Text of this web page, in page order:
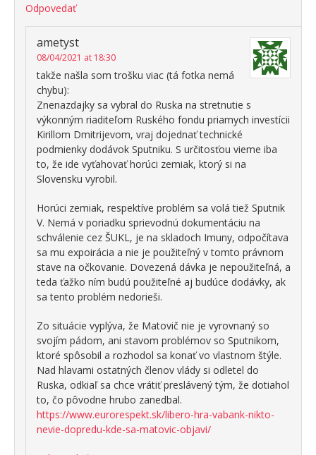
Odpovedať
ametyst
08/04/2021 at 18:30
takže našla som trošku viac (tá fotka nemá
chybu):
Znenazdajky sa vybral do Ruska na stretnutie s
výkonným riaditeľom Ruského fondu priamych investícii
Kirillom Dmitrijevom, vraj dojednať technické
podmienky dodávok Sputniku. S určitosťou vieme iba
to, že ide vyťahovať horúci zemiak, ktorý si na
Slovensku vyrobil.
Horúci zemiak, respektíve problém sa volá tiež Sputnik
V. Nemá v poriadku sprievodnú dokumentáciu na
schválenie cez ŠUKL, je na skladoch Imuny, odpočítava
sa mu expoirácia a nie je použiteľný v tomto právnom
stave na očkovanie. Dovezená dávka je nepoužiteľná, a
teda ťažko ním budú použiteľné aj budúce dodávky, ak
sa tento problém nedorieši.
Zo situácie vyplýva, že Matovič nie je vyrovnaný so
svojím pádom, ani stavom problémov so Sputnikom,
ktoré spôsobil a rozhodol sa konať vo vlastnom štýle.
Nad hlavami ostatných členov vlády si odletel do
Ruska, odkiaľ sa chce vrátiť preslávený tým, že dotiahol
to, čo pôvodne hrubo zanedbal.
https://www.eurorespekt.sk/libero-hra-vabank-nikto-
nevie-dopredu-kde-sa-matovic-objavi/